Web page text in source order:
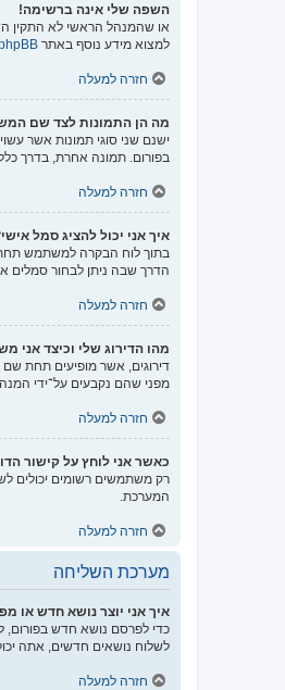
השפה שלי אינה ברשימה!
או שהמנהל הראשי לא התקין
למצוא מידע נוסף באתר
חזרה למעלה
מה הן התמונות לצד שם
ישנם שני סוגי תמונות אשר
בפורום. תמונה אחרת, בדרך
חזרה למעלה
איך אני יכול להציג סמל
הדרך שבה ניתן לבחור
חזרה למעלה
מהו הדירוג שלי וכיצד אני
דירוגים, אשר מופיעים תחת
מפני שהם נקבעים על־ידי
חזרה למעלה
כאשר אני לוחץ על קישור
רק משתמשים רשומים יכולים
המערכת.
חזרה למעלה
מערכת השליחה
איך אני יוצר נושא חדש או
כדי לפרסם נושא חדש בפורום,
לשלוח נושאים חדשים, אתה
חזרה למעלה